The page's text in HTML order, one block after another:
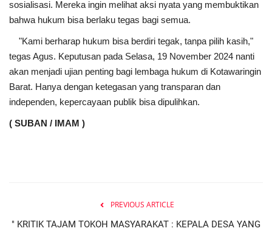
sosialisasi. Mereka ingin melihat aksi nyata yang membuktikan
bahwa hukum bisa berlaku tegas bagi semua.
"Kami berharap hukum bisa berdiri tegak, tanpa pilih kasih,"
tegas Agus. Keputusan pada Selasa, 19 November 2024 nanti
akan menjadi ujian penting bagi lembaga hukum di Kotawaringin
Barat. Hanya dengan ketegasan yang transparan dan
independen, kepercayaan publik bisa dipulihkan.
( SUBAN / IMAM )
PREVIOUS ARTICLE
" KRITIK TAJAM TOKOH MASYARAKAT : KEPALA DESA YANG